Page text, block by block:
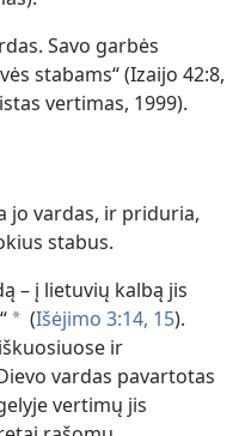
Savo garbės
stabams“ (Izaijo 42:8,
vertimas, 1999).
jo vardas, ir priduria,
stabus.
– į lietuvių kalbą jis
a (Išėjimo 3:14, 15).
ir
vardas pavartotas
vertimų jis